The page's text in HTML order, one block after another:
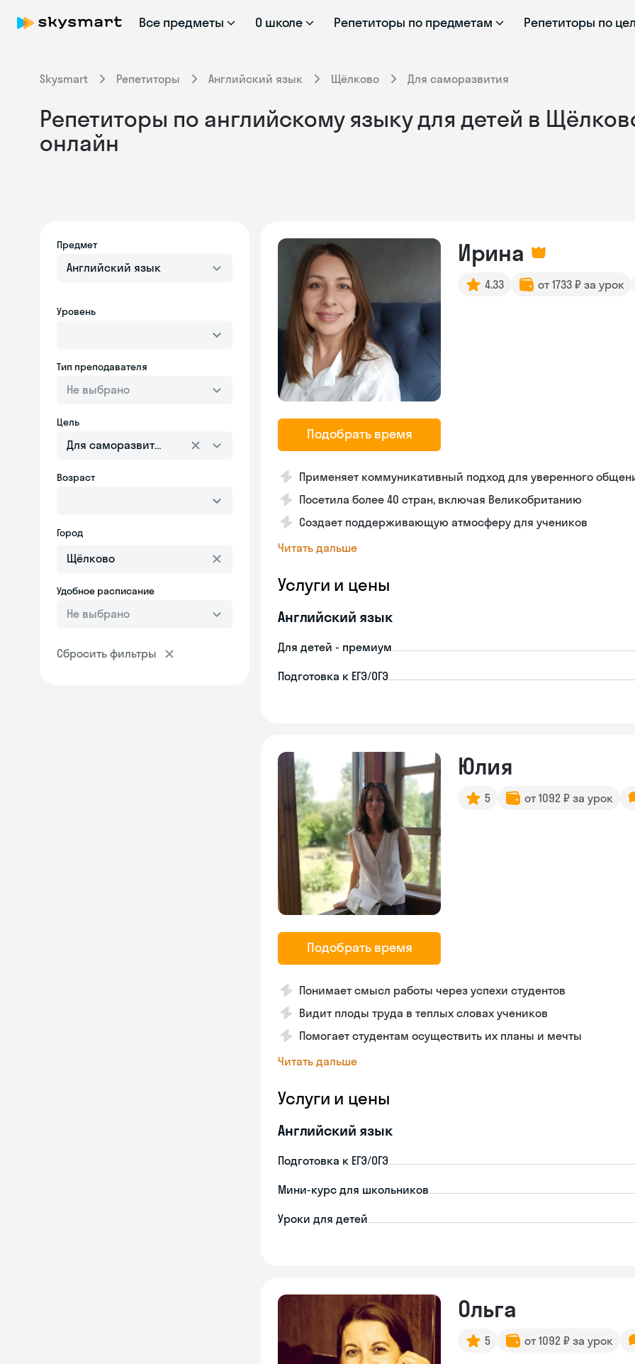
Все предметы О школе Репетиторы по предметам Репетиторы по
Skysmart Репетиторы Английский язык Щёлково Для саморазвития
Репетиторы по английскому языку для детей в
онлайн
Предмет
Английский язык
Уровень
Тип преподавателя
Не выбрано
Цель
Для саморазвития
Возраст
Город
Удобное расписание
Не выбрано
Сбросить фильтры
Подобрать время
Ирина
4.33 от 1733 ₽ за урок
Применяет коммуникативный подход для уверенного
Посетила более 40 стран, включая Великобританию
Создает поддерживающую атмосферу для учеников
Читать дальше
Услуги и цены
Английский язык
Для детей - премиум
Подготовка к ЕГЭ/ОГЭ
Подобрать время
Юлия
5 от 1092 ₽ за урок
Понимает смысл работы через успехи студентов
Видит плоды труда в теплых словах учеников
Помогает студентам осуществить их планы и мечты
Читать дальше
Услуги и цены
Английский язык
Подготовка к ЕГЭ/ОГЭ
Мини-курс для школьников
Уроки для детей
Ольга
5 от 1092 ₽ за урок